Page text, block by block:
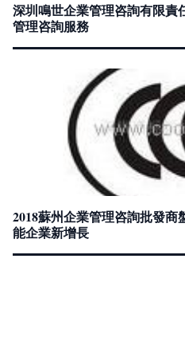
深圳鳴世企業管理咨詢有限責
管理咨詢服務
2018蘇州企業管理咨詢批發
能企業新增長